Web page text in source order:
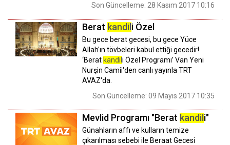
Son Güncelleme: 28 Kasım 2017 10:16
Berat kandili Özel
Bu gece berat gecesi, bu gece Yüce
Allah'ın tövbeleri kabul ettiği gecedir!
‘Berat kandil i Özel Programı’ Van Yeni
Nurşin Camii'den canlı yayınla TRT
AVAZ'da.
Son Güncelleme: 09 Mayıs 2017 10:35
Mevlid Programı "Berat kandili"
Günahların affı ve kulların temize
çıkarılması sebebi ile Beraat Gecesi